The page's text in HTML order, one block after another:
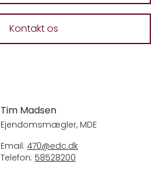
Kontakt os
Tim Madsen
Ejendomsmægler, MDE
Email: 470@edc.dk
Telefon: 58528200